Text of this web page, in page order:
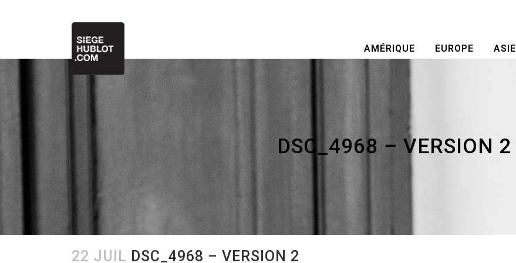
AMÉRIQUE EUROPE ASIE
DSC_4968 – VERSION 2
22 JUIL DSC_4968 – VERSION 2